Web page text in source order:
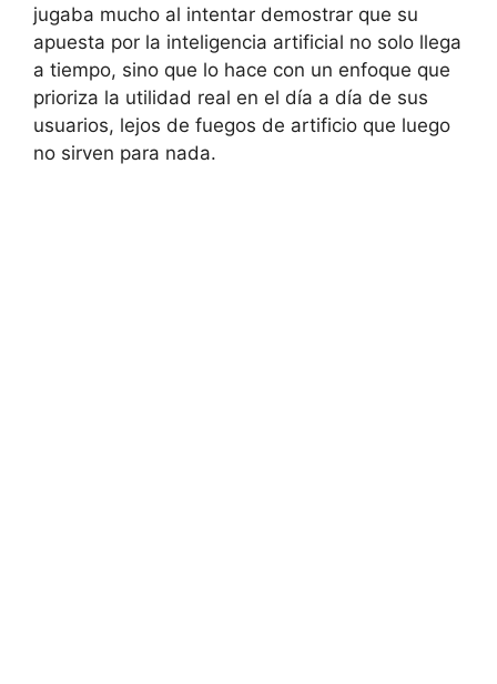
jugaba mucho al intentar demostrar que su
apuesta por la inteligencia artificial no solo llega
a tiempo, sino que lo hace con un enfoque que
prioriza la utilidad real en el día a día de sus
usuarios, lejos de fuegos de artificio que luego
no sirven para nada.